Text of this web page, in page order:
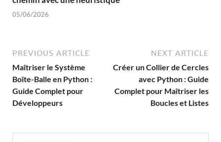
05/06/2026
PREVIOUS ARTICLE
Maîtriser le Système
Boîte-Balle en Python :
Guide Complet pour
Développeurs
NEXT ARTICLE
Créer un Collier de Cercles
avec Python : Guide
Complet pour Maîtriser les
Boucles et Listes